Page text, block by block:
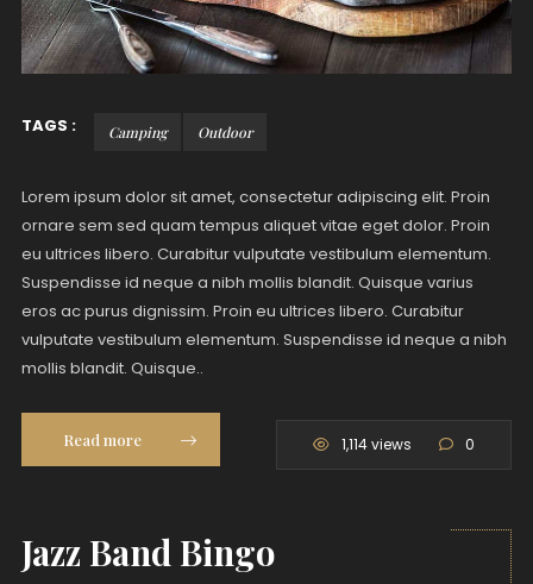
TAGS : Camping Outdoor
Lorem ipsum dolor sit amet, consectetur adipiscing elit. Proin
ornare sem sed quam tempus aliquet vitae eget dolor. Proin
eu ultrices libero. Curabitur vulputate vestibulum elementum.
Suspendisse id neque a nibh mollis blandit. Quisque varius
eros ac purus dignissim. Proin eu ultrices libero. Curabitur
vulputate vestibulum elementum. Suspendisse id neque a nibh
mollis blandit. Quisque..
Read more 1,114 views 0
Jazz Band Bingo